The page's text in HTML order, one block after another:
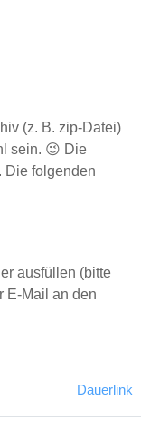
(z. B. zip-Datei)
sein. 😉 Die
Die folgenden
ausfüllen (bitte
E-Mail an den
Dauerlink